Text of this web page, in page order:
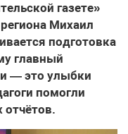
газете»
Михаил
подготовка
главный
— это улыбки
помогли
отчётов.